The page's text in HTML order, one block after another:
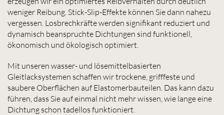
weniger Reibung. Stick-Slip-Effekte können Sie dann nahezu
vergessen. Losbrechkräfte werden signifikant reduziert und
dynamisch beanspruchte Dichtungen sind funktionell,
ökonomisch und ökologisch optimiert.
Mit unseren wasser- und lösemittelbasierten
Gleitlacksystemen schaffen wir trockene, grifffeste und
saubere Oberflächen auf Elastomerbauteilen. Das kann dazu
führen, dass Sie auf einmal nicht mehr wissen, wie lange eine
Dichtung schon tadellos funktioniert.